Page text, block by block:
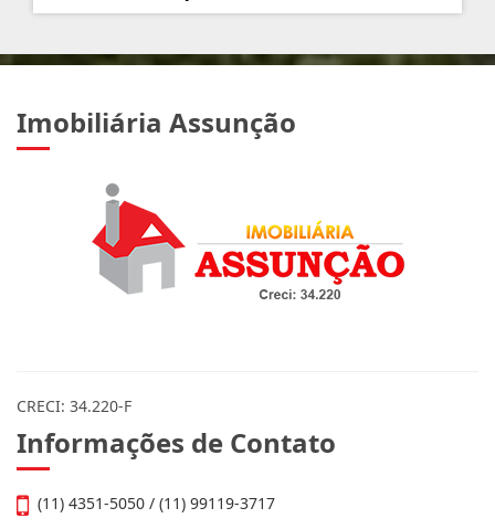
Imobiliária Assunção
CRECI: 34.220-F
Informações de Contato
(11) 4351-5050 / (11) 99119-3717